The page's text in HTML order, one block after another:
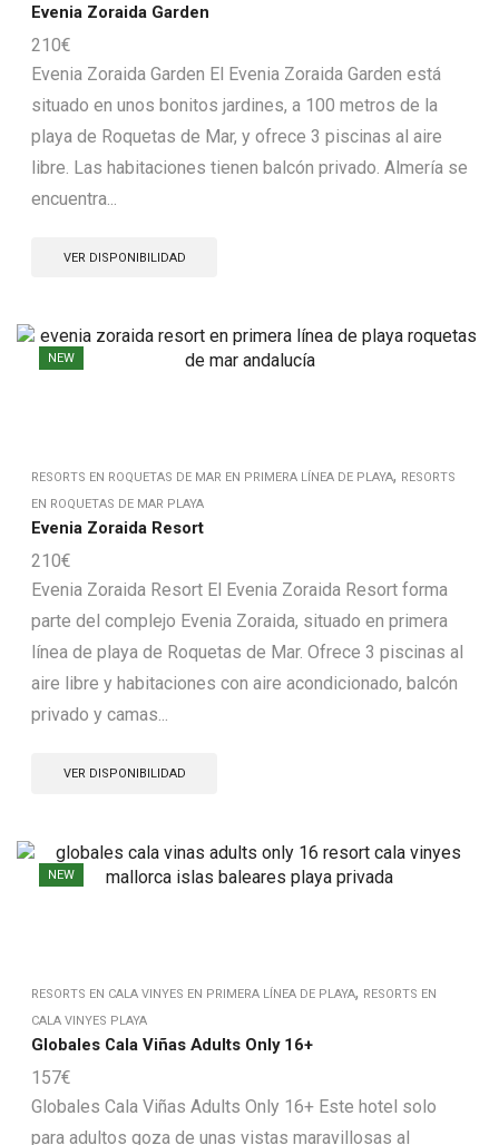
Evenia Zoraida Garden
210€
Evenia Zoraida Garden El Evenia Zoraida Garden está
situado en unos bonitos jardines, a 100 metros de la
playa de Roquetas de Mar, y ofrece 3 piscinas al aire
libre. Las habitaciones tienen balcón privado. Almería se
encuentra...
VER DISPONIBILIDAD
NEW
RESORTS EN ROQUETAS DE MAR EN PRIMERA LÍNEA DE PLAYA, RESORTS
EN ROQUETAS DE MAR PLAYA
Evenia Zoraida Resort
210€
Evenia Zoraida Resort El Evenia Zoraida Resort forma
parte del complejo Evenia Zoraida, situado en primera
línea de playa de Roquetas de Mar. Ofrece 3 piscinas al
aire libre y habitaciones con aire acondicionado, balcón
privado y camas...
VER DISPONIBILIDAD
NEW
RESORTS EN CALA VINYES EN PRIMERA LÍNEA DE PLAYA, RESORTS EN
CALA VINYES PLAYA
Globales Cala Viñas Adults Only 16+
157€
Globales Cala Viñas Adults Only 16+ Este hotel solo
para adultos goza de unas vistas maravillosas al